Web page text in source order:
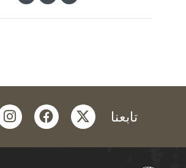
تابعنا twitter
facebook